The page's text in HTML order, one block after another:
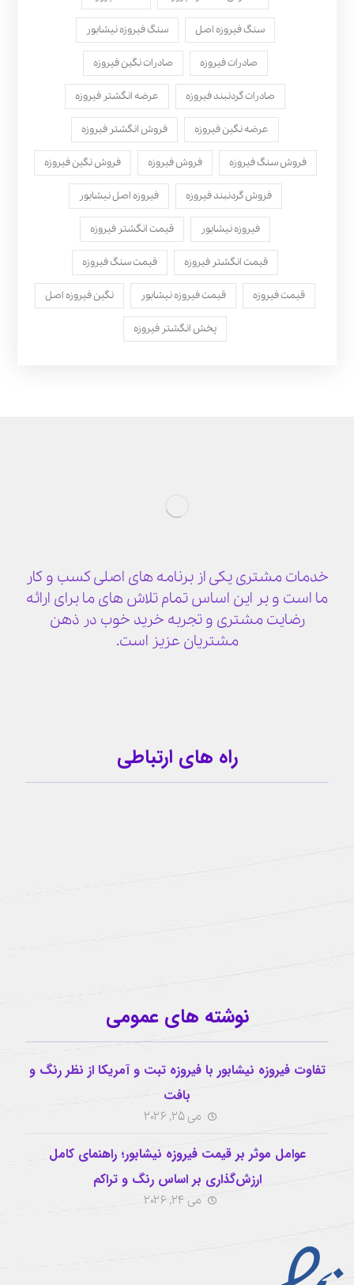
سنگ فیروزه اصل سنگ فیروزه نیشابور
صادرات فیروزه صادرات نگین فیروزه
صادرات گردنبند فیروزه عرضه انگشتر فیروزه
عرضه نگین فیروزه فروش انگشتر فیروزه
فروش سنگ فیروزه فروش فیروزه فروش نگین فیروزه
فروش گردنبند فیروزه فیروزه اصل نیشابور
فیروزه نیشابور قیمت انگشتر فیروزه
قیمت انگشتر فیروزه قیمت سنگ فیروزه
قیمت فیروزه قیمت فیروزه نیشابور نگین فیروزه اصل
پخش انگشتر فیروزه
خدمات مشتری یکی از برنامه های اصلی کسب و کار
ما است و بر این اساس تمام تلاش های ما برای ارائه
رضایت مشتری و تجربه خرید خوب در ذهن
مشتریان عزیز است.
راه های ارتباطی
نوشته های عمومی
تفاوت فیروزه نیشابور با فیروزه تبت و آمریکا از نظر رنگ و
بافت
می 25, 2026
عوامل موثر بر قیمت فیروزه نیشابور؛ راهنمای کامل
ارزش‌گذاری بر اساس رنگ و تراکم
می 24, 2026